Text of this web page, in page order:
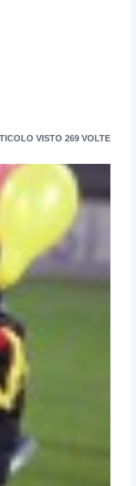
VISTO 269 VOLTE